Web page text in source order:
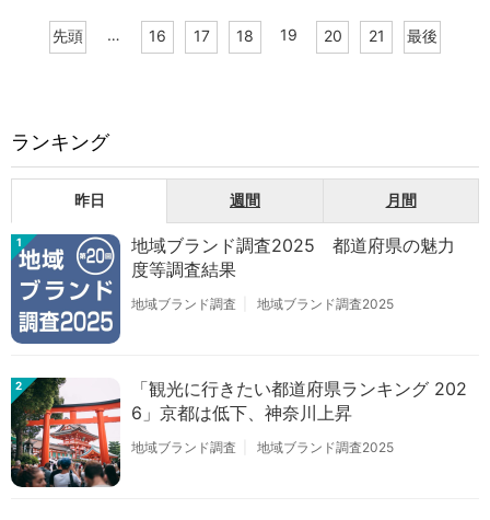
先頭 … 16 17 18 19 20 21 最後
ランキング
昨日 週間 月間
1
地域ブランド調査2025 都道府県の魅力
度等調査結果
地域ブランド調査 地域ブランド調査2025
2
「観光に行きたい都道府県ランキング 202
6」京都は低下、神奈川上昇
地域ブランド調査 地域ブランド調査2025